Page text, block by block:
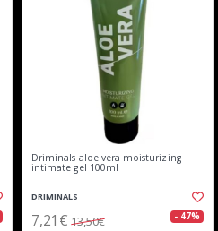
Driminals aloe vera moisturizing
intimate gel 100ml
DRIMINALS
7,21€ 13,50€ - 47%